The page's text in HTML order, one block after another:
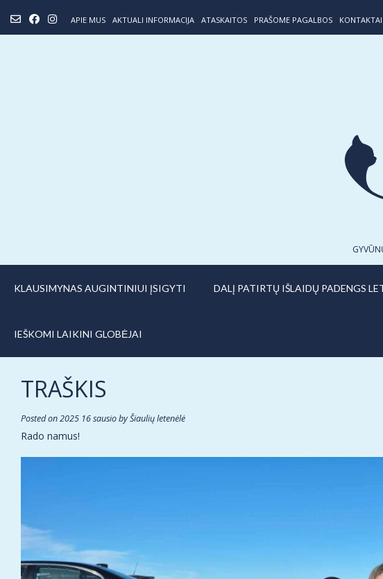
content
APIE MUS AKTUALI INFORMACIJA ATASKAITOS PRAŠOME PAGALBOS KONTAKTAI
KLAUSIMYNAS AUGINTINIUI ĮSIGYTI DALĮ PATIRTŲ IŠLAIDŲ PADENGS
IEŠKOMI LAIKINI GLOBĖJAI
TRAŠKIS
Posted on2025 16 sausiobyŠiaulių letenėlė
Rado namus!